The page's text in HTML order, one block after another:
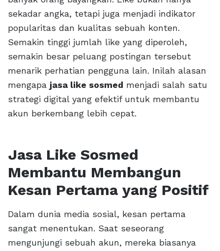
sekadar angka, tetapi juga menjadi indikator
popularitas dan kualitas sebuah konten.
Semakin tinggi jumlah like yang diperoleh,
semakin besar peluang postingan tersebut
menarik perhatian pengguna lain. Inilah alasan
mengapa jasa like sosmed menjadi salah satu
strategi digital yang efektif untuk membantu
akun berkembang lebih cepat.
Jasa Like Sosmed
Membantu Membangun
Kesan Pertama yang Positif
Dalam dunia media sosial, kesan pertama
sangat menentukan. Saat seseorang
mengunjungi sebuah akun, mereka biasanya